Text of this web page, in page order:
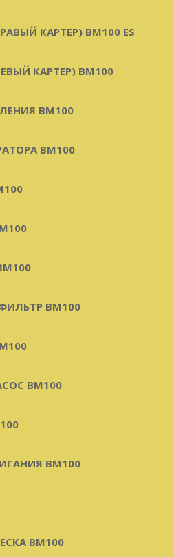
КАРТЕР) BM100 ES
КАРТЕР) BM100
BM100
BM100
BM100
BM100
BM100
BM100